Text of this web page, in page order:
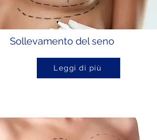
Sollevamento del seno
Leggi di più